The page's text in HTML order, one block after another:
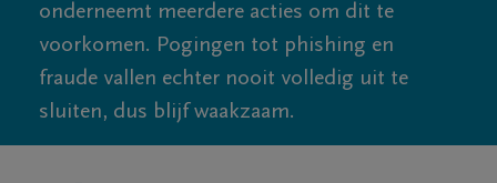
onderneemt meerdere acties om dit te
voorkomen. Pogingen tot phishing en
fraude vallen echter nooit volledig uit te
sluiten, dus blijf waakzaam.